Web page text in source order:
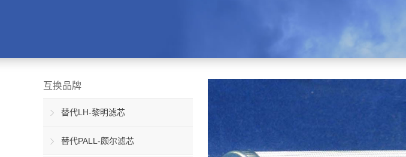
互换品牌
替代LH-黎明滤芯
替代PALL-颇尔滤芯